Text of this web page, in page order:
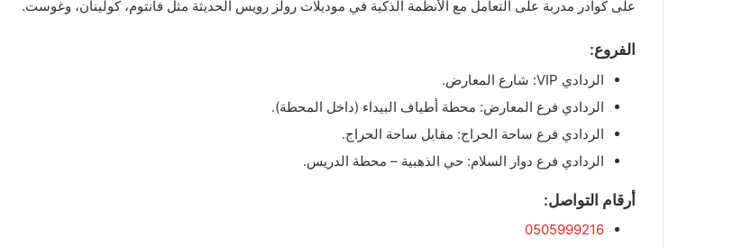
على كوادر مدربة على التعامل مع الأنظمة الذكية في موديلات رولز رويس الحديثة مثل فانتوم، كولينان، وغوست.
​الفروع:
​الردادي VIP: شارع المعارض.
​الردادي فرع المعارض: محطة أطياف البيداء (داخل المحطة).
​الردادي فرع ساحة الحراج: مقابل ساحة الحراج.
​الردادي فرع دوار السلام: حي الذهبية – محطة الدريس.
​أرقام التواصل:
0505999216